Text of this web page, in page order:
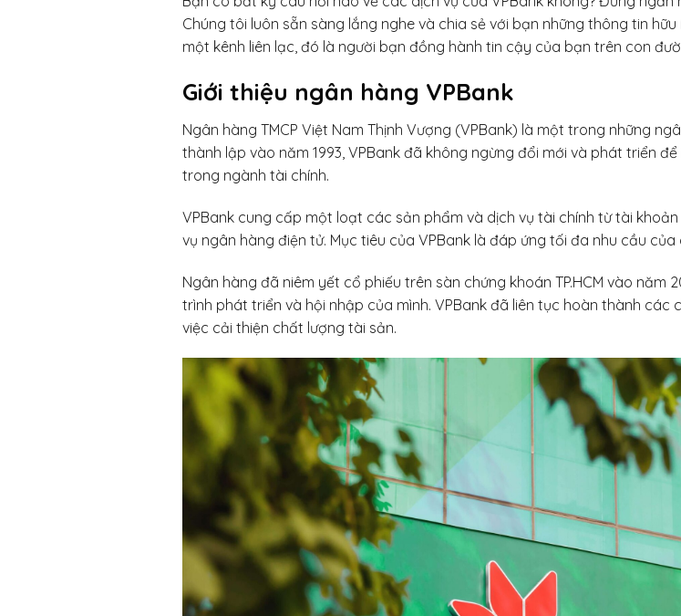
Chúng tôi luôn sẵn sàng lắng nghe và chia sẻ với bạn những thông tin
một kênh liên lạc, đó là người bạn đồng hành tin cậy của bạn trên con
Giới thiệu ngân hàng VPBank
Ngân hàng TMCP Việt Nam Thịnh Vượng (VPBank) là một trong những
thành lập vào năm 1993, VPBank đã không ngừng đổi mới và phát triển
trong ngành tài chính.
VPBank cung cấp một loạt các sản phẩm và dịch vụ tài chính từ tài
vụ ngân hàng điện tử. Mục tiêu của VPBank là đáp ứng tối đa nhu cầu
Ngân hàng đã niêm yết cổ phiếu trên sàn chứng khoán TP.HCM vào
trình phát triển và hội nhập của mình. VPBank đã liên tục hoàn thành các
việc cải thiện chất lượng tài sản.